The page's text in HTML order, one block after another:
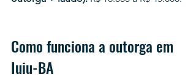
Como funciona a outorga em
Iuiu-BA